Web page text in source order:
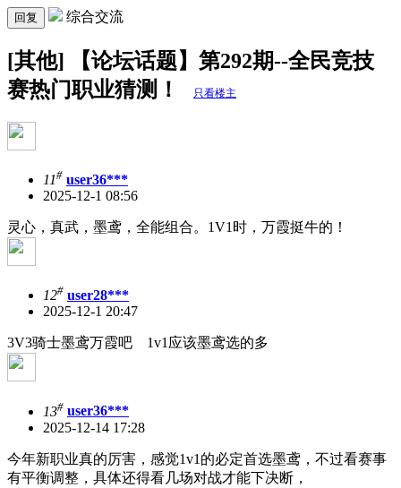
回复 综合交流
[其他] 【论坛话题】第292期--全民竞技
赛热门职业猜测！
只看楼主
11# user36***
2025-12-1 08:56
灵心，真武，墨鸢，全能组合。1V1时，万霞挺牛的！
12# user28***
2025-12-1 20:47
3V3骑士墨鸢万霞吧 1v1应该墨鸢选的多
13# user36***
2025-12-14 17:28
今年新职业真的厉害，感觉1v1的必定首选墨鸢，不过看赛事
有平衡调整，具体还得看几场对战才能下决断，